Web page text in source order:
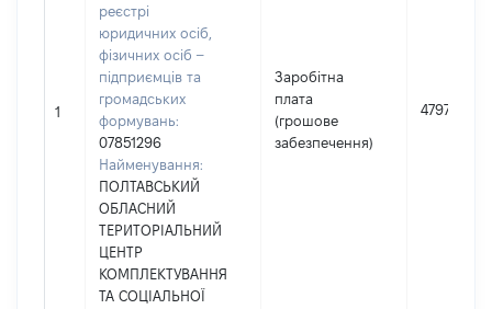
1
реєстрі
юридичних осіб,
фізичних осіб –
підприємців та
громадських
формувань:
07851296
Найменування:
ПОЛТАВСЬКИЙ
ОБЛАСНИЙ
ТЕРИТОРІАЛЬНИЙ
ЦЕНТР
КОМПЛЕКТУВАННЯ
ТА СОЦІАЛЬНОЇ
Заробітна
плата
(грошове
забезпечення)
479749